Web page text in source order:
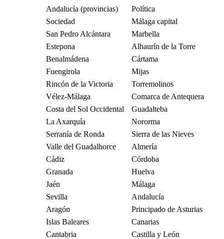
Andalucía (provincias)
Política
Sociedad
Málaga capital
San Pedro Alcántara
Marbella
Estepona
Alhaurín de la Torre
Benalmádena
Cártama
Fuengirola
Mijas
Rincón de la Victoria
Torremolinos
Vélez-Málaga
Comarca de Antequera
Costa del Sol Occidental
Guadalteba
La Axarquía
Nororma
Serranía de Ronda
Sierra de las Nieves
Valle del Guadalhorce
Almería
Cádiz
Córdoba
Granada
Huelva
Jaén
Málaga
Sevilla
Andalucía
Aragón
Principado de Asturias
Islas Baleares
Canarias
Cantabria
Castilla y León